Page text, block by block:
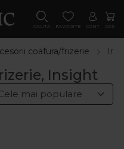
CAUTA FAVORITE CONT COS
coafura/frizerie
Insight